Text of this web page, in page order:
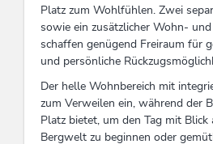
Platz zum Wohlfühlen. Zwei
sowie ein zusätzlicher Wohn- und
schaffen genügend Freiraum für
und persönliche
Der helle Wohnbereich mit
zum Verweilen ein, während der
Platz bietet, um den Tag mit Blick
Bergwelt zu beginnen oder